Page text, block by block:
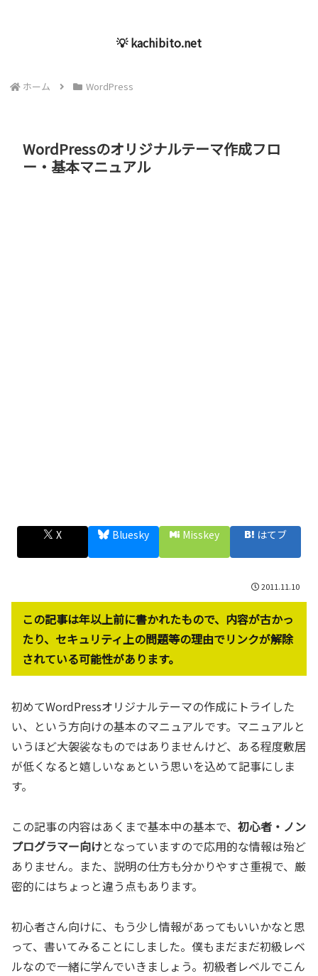
💡 kachibito.net
ホーム WordPress
WordPressのオリジナルテーマ作成フロ
ー・基本マニュアル
X Bluesky Misskey はてブ
2011.11.10
この記事は年以上前に書かれたもので、内容が古かっ
たり、セキュリティ上の問題等の理由でリンクが解除
されている可能性があります。
初めてWordPressオリジナルテーマの作成にトライした
い、という方向けの基本のマニュアルです。マニュアルと
いうほど大袈裟なものではありませんけど、ある程度敷居
が低くなると嬉しいなぁという思いを込めて記事にしま
す。
この記事の内容はあくまで基本中の基本で、 初心者・ノン
プログラマー向けとなっていますので応用的な情報は殆ど
ありません。また、説明の仕方も分かりやすさ重視で、厳
密的にはちょっと違う点もあります。
初心者さん向けに、もう少し情報があってもいいかなと思
って、書いてみることにしました。僕もまだまだ初級レベ
ルなので一緒に学んでいきましょう。初級者レベルでこん